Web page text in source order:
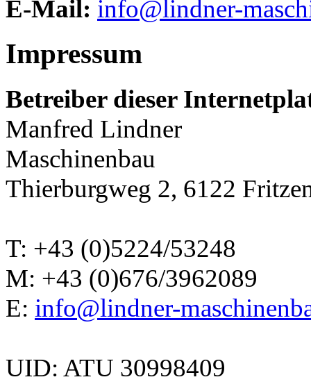
E-Mail: info@lindner-
Impressum
Betreiber dieser
Manfred Lindner
Maschinenbau
Thierburgweg 2, 6122
T: +43 (0)5224/53248
M: +43 (0)676/3962089
E: info@lindner-
UID: ATU 30998409